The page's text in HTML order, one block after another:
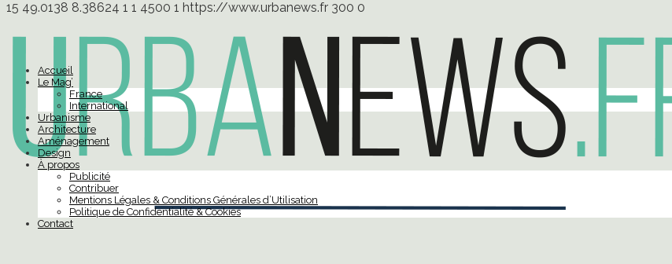
15 49.0138 8.38624 1 1 4500 1 https://www.urbanews.fr 300 0
Accueil
Le Mag’
France
International
Urbanisme
Architecture
Aménagement
Design
À propos
Publicité
Contribuer
Mentions Légales & Conditions Générales d’Utilisation
Politique de Confidentialité & Cookies
Contact